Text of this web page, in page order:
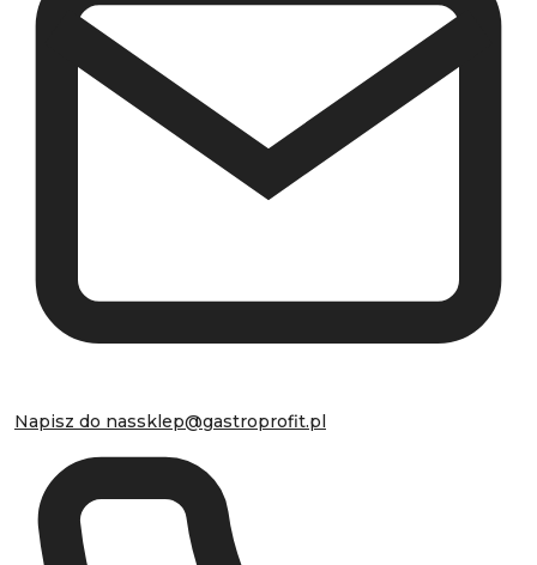
Napisz do nassklep@gastroprofit.pl